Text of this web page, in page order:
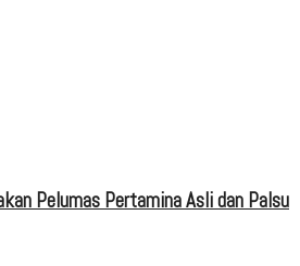
Pelumas Pertamina Asli dan Palsu